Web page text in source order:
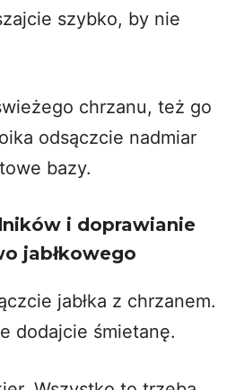
szybko, by nie
chrzanu, też go
odsączcie nadmiar
bazy.
i doprawianie
jabłkowego
jabłka z chrzanem.
dodajcie śmietanę.